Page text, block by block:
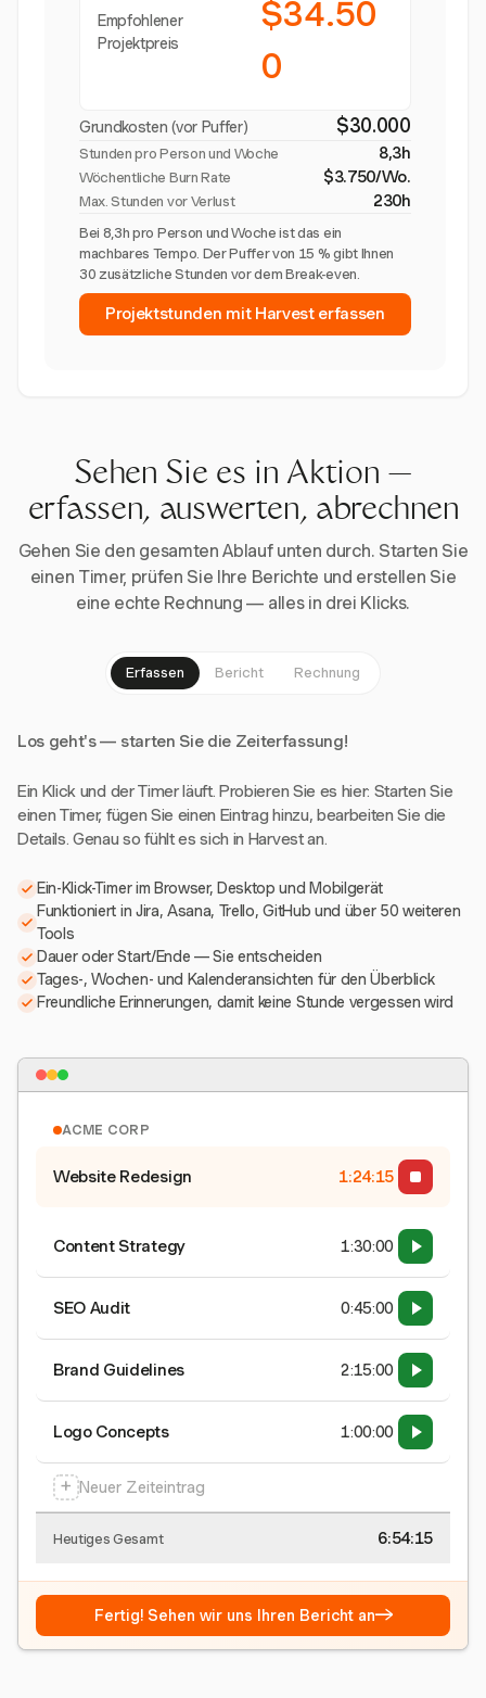
Empfohlener
Projektpreis
$34.50
0
Grundkosten (vor Puffer) $30.000
Stunden pro Person und Woche 8,3h
Wöchentliche Burn Rate $3.750/Wo.
Max. Stunden vor Verlust 230h
Bei 8,3h pro Person und Woche ist das ein
machbares Tempo. Der Puffer von 15 % gibt Ihnen
30 zusätzliche Stunden vor dem Break-even.
Projektstunden mit Harvest erfassen
Sehen Sie es in Aktion —
erfassen, auswerten, abrechnen
Gehen Sie den gesamten Ablauf unten durch. Starten Sie
einen Timer, prüfen Sie Ihre Berichte und erstellen Sie
eine echte Rechnung — alles in drei Klicks.
Erfassen Bericht Rechnung
Los geht's — starten Sie die Zeiterfassung!
Ein Klick und der Timer läuft. Probieren Sie es hier: Starten Sie
einen Timer, fügen Sie einen Eintrag hinzu, bearbeiten Sie die
Details. Genau so fühlt es sich in Harvest an.
Ein-Klick-Timer im Browser, Desktop und Mobilgerät
Funktioniert in Jira, Asana, Trello, GitHub und über 50 weiteren
Tools
Dauer oder Start/Ende — Sie entscheiden
Tages-, Wochen- und Kalenderansichten für den Überblick
Freundliche Erinnerungen, damit keine Stunde vergessen wird
ACME CORP
Website Redesign 1:24:15
Content Strategy 1:30:00
SEO Audit 0:45:00
Brand Guidelines 2:15:00
Logo Concepts 1:00:00
+ Neuer Zeiteintrag
Heutiges Gesamt 6:54:15
Fertig! Sehen wir uns Ihren Bericht an→